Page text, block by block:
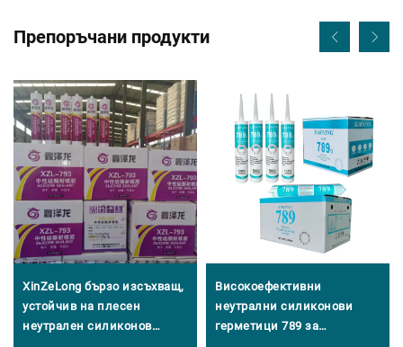
Препоръчани продукти
XinZeLong бързо изсъхващ,
устойчив на плесен
неутрален силиконов
Високоефективни
неутрални силиконови
герметици 789 за